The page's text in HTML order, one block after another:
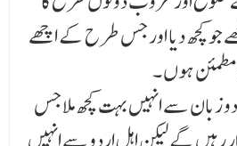
جو کچھ دیا اور جس طرح کے اچھے
ہوں ۔
زبان سے انہیں بہت کچھ ملا جس